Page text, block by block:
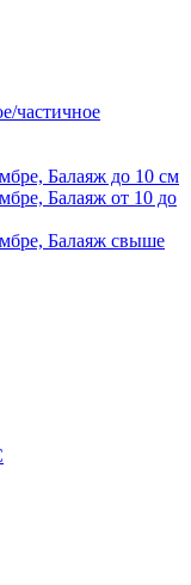
частичное
Балаяж до 10 см
Балаяж от 10 до
Балаяж свыше